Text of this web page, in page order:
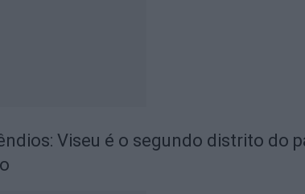
Viseu é o segundo distrito do